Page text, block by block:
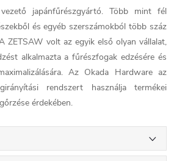
japánfűrészgyártó. Több mint fél
és egyéb szerszámokból több száz
ZETSAW volt az egyik első olyan vállalat,
alkalmazta a fűrészfogak edzésére és
Az Okada Hardware az
rendszert használja termékei
érdekében.